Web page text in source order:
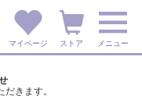
マイページ ストア メニュー
きます。